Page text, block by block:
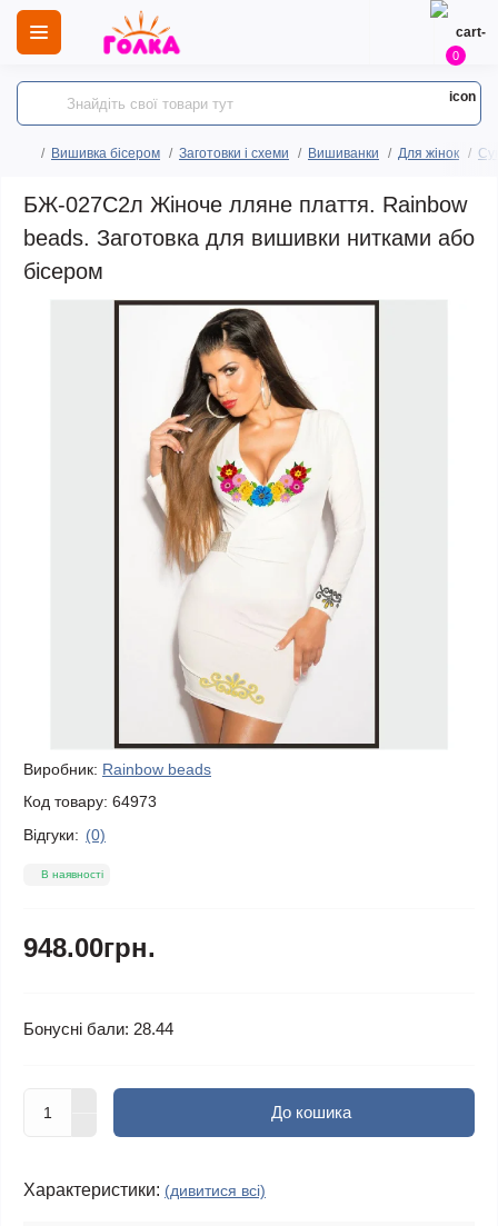
0
Вишивка бісером Заготовки і схеми Вишиванки Для жінок
БЖ-027С2л Жіноче лляне плаття. Rainbow
beads. Заготовка для вишивки нитками або
бісером
Виробник: Rainbow beads
Код товару: 64973
Відгуки: (0)
В наявності
948.00грн.
Бонусні бали: 28.44
До кошика
Характеристики: (дивитися всі)